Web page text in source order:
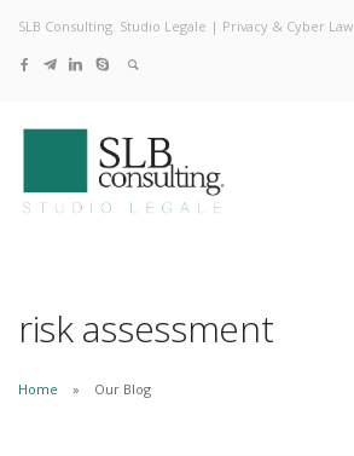
SLB Consulting. Studio Legale | Privacy & Cyber Law
risk assessment
Home Our Blog